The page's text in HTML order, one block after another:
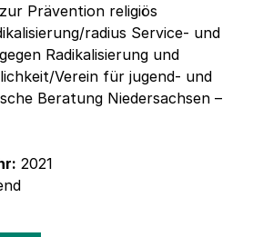
Prävention religiös
radius Service- und
Radikalisierung und
Verein für jugend- und
Beratung Niedersachsen –
2021